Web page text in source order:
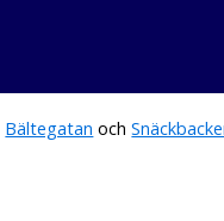
Bältegatan och